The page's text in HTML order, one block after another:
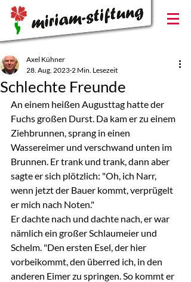
Schlechte Freunde
Axel Kühner
28. Aug. 2023 2 Min. Lesezeit
An einem heißen Augusttag hatte der
Fuchs großen Durst. Da kam er zu einem
Ziehbrunnen, sprang in einen
Wassereimer und verschwand unten im
Brunnen. Er trank und trank, dann aber
sagte er sich plötzlich: "Oh, ich Narr,
wenn jetzt der Bauer kommt, verprügelt
er mich nach Noten."
Er dachte nach und dachte nach, er war
nämlich ein großer Schlaumeier und
Schelm. "Den ersten Esel, der hier
vorbeikommt, den überred ich, in den
anderen Eimer zu springen. So kommt er